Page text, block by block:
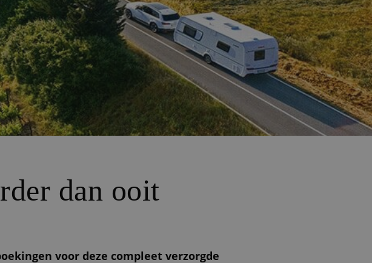
dan ooit
voor deze compleet verzorgde